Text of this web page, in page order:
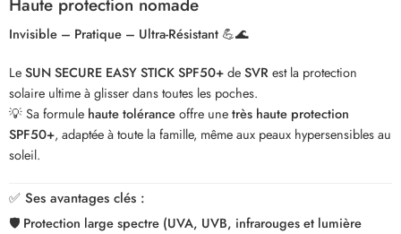
Invisible – Pratique – Ultra-Résistant 💪🌊
LeSUN SECURE EASY STICK SPF50+deSVRest la protection
solaire ultime à glisser dans toutes les poches.
💡 Sa formule haute toléranceoffre unetrès haute protection
SPF50+, adaptée à toute la famille, même aux peaux hypersensibles au
soleil.
✅ Ses avantages clés :
🛡️ Protection large spectre (UVA, UVB, infrarouges et lumière